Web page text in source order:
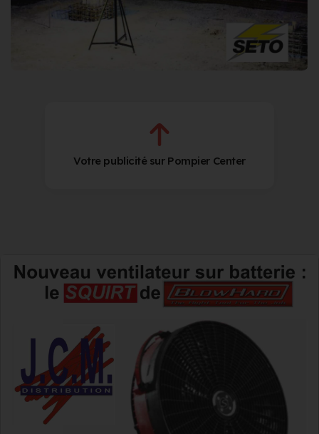
Votre publicité sur Pompier Center